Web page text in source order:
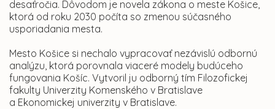
desaťročia. Dôvodom je novela zákona o meste Košice,
ktorá od roku 2030 počíta so zmenou súčasného
usporiadania mesta.
Mesto Košice si nechalo vypracovať nezávislú odbornú
analýzu, ktorá porovnala viaceré modely budúceho
fungovania Košíc. Vytvoril ju odborný tím Filozofickej
fakulty Univerzity Komenského v Bratislave
a Ekonomickej univerzity v Bratislave.